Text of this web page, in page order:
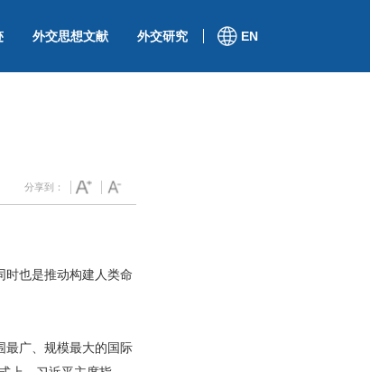
外交思想文献 外交研究 EN
分享到：
时也是推动构建人类命
最广、规模最大的国际